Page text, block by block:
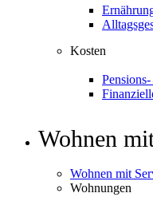
Kosten
Wohnen
Wohnen mit
Wohnungen